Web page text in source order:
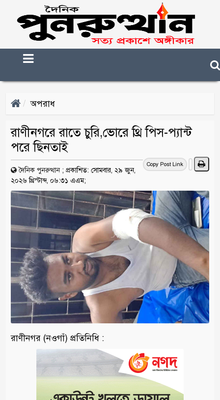
অপরাধ
রাণীনগরে রাতে চুরি,ভোরে থ্রি পিস-প্যান্ট
পরে ছিনতাই
Copy Post Link
দৈনিক পুনরুত্থান ; প্রকাশিত: সোমবার, ২৯ জুন,
২০২৬ খ্রিস্টাব্দ, ০৬:৩১ এএম;
‎রাণীনগর (নওগাঁ) প্রতিনিধি :